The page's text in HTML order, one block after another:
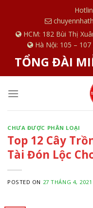
c
HCM: 182 Bùi Thị
Hà Nội: 105 –
TỔNG ĐÀI
CHƯA ĐƯỢC PHÂN LOẠI
Top 12 Cây
Tài Đón Lộc
POSTED ON 27 THÁNG 4, 2021